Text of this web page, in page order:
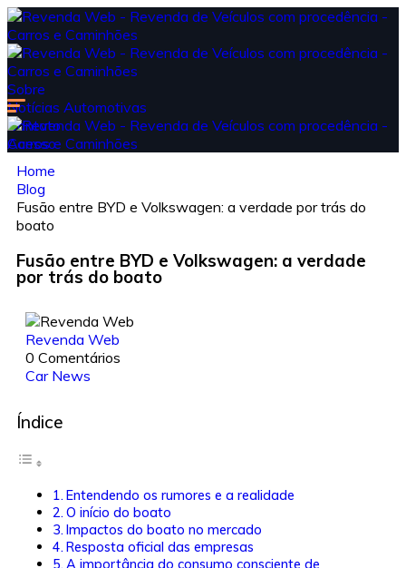
Sobre
Notícias Automotivas
Contato
Acesso
Home
Blog
Fusão entre BYD e Volkswagen: a verdade por trás do
boato
Fusão entre BYD e Volkswagen: a verdade
por trás do boato
Revenda Web
0 Comentários
Car News
Índice
Entendendo os rumores e a realidade
O início do boato
Impactos do boato no mercado
Resposta oficial das empresas
A importância do consumo consciente de